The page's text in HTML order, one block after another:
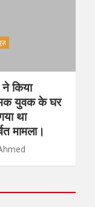
किया
युवक के घर
था
मामला।